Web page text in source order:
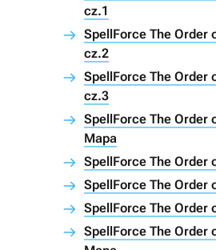
cz.1
SpellForce The Order
cz.2
SpellForce The Order
cz.3
SpellForce The Order
Mapa
SpellForce The Order
SpellForce The Order
SpellForce The Order
SpellForce The Order